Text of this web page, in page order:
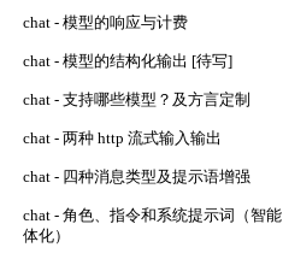
chat - 模型的响应与计费
chat - 模型的结构化输出 [待写]
chat - 支持哪些模型？及方言定制
chat - 两种 http 流式输入输出
chat - 四种消息类型及提示语增强
chat - 角色、指令和系统提示词（智能
体化）